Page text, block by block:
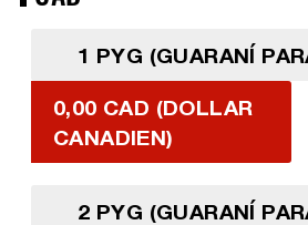
1 PYG (GUARANÍ
0,00 CAD (DOLLAR
CANADIEN)
2 PYG (GUARANÍ